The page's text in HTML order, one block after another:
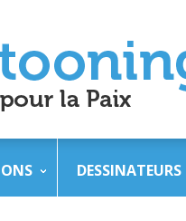
DESSINATEURS